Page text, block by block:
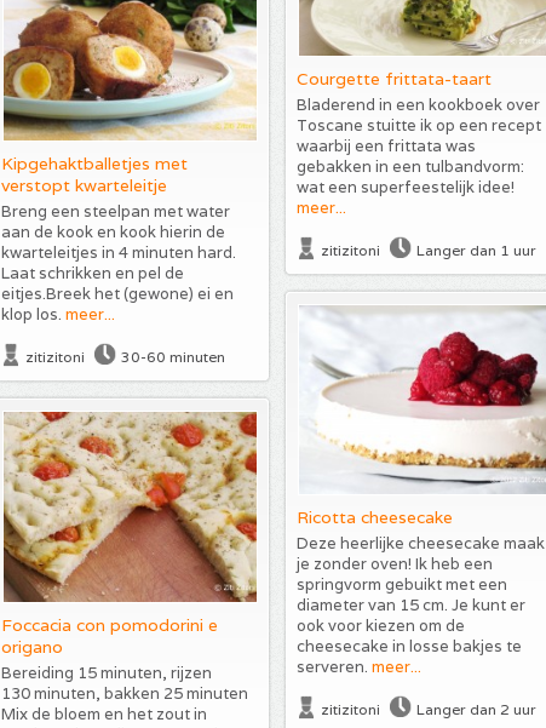
Courgette frittata-taart
Bladerend in een kookboek over
Toscane stuitte ik op een recept
waarbij een frittata was
gebakken in een tulbandvorm:
wat een superfeestelijk idee!
meer...
zitizitoni Langer dan 1 uur
Kipgehaktballetjes met
verstopt kwarteleitje
Breng een steelpan met water
aan de kook en kook hierin de
kwarteleitjes in 4 minuten hard.
Laat schrikken en pel de
eitjes.Breek het (gewone) ei en
klop los. meer...
zitizitoni 30-60 minuten
Ricotta cheesecake
Deze heerlijke cheesecake maak
je zonder oven! Ik heb een
springvorm gebuikt met een
diameter van 15 cm. Je kunt er
ook voor kiezen om de
cheesecake in losse bakjes te
serveren. meer...
zitizitoni Langer dan 2 uur
Foccacia con pomodorini e
origano
Bereiding 15 minuten, rijzen
130 minuten, bakken 25 minuten
Mix de bloem en het zout in